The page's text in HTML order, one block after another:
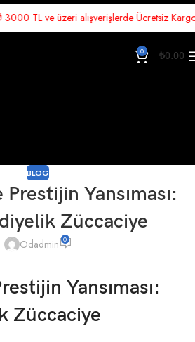
üzeri alışverişlerde Ücretsiz Kargo!
0 ₺0.00
BLOG
Yansıması:
Züccaciye
Odadmin 0
Yansıması:
Züccaciye